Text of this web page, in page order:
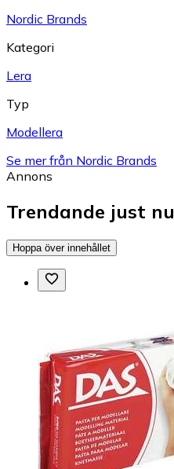
Nordic Brands
Kategori
Lera
Typ
Modellera
Se mer från Nordic Brands
Annons
Trendande just nu
Hoppa över innehållet